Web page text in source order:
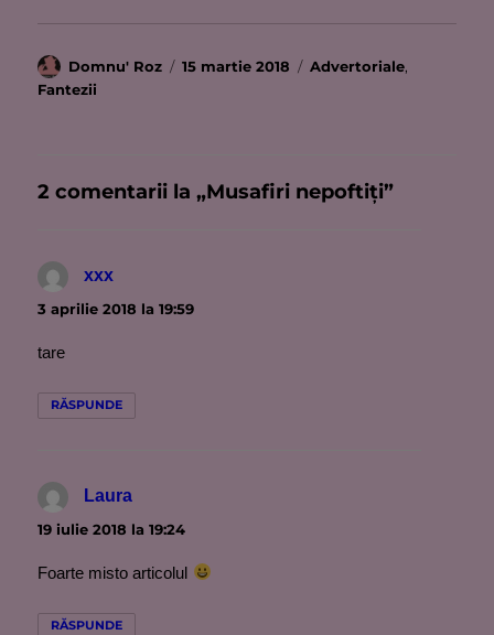
Autor
Domnu' Roz
Publicat
15 martie 2018 Categorii
Advertoriale,
Fantezii
2 comentarii la „Musafiri nepoftiţi”
xxx
3 aprilie 2018 la 19:59
tare
RĂSPUNDE
Laura
19 iulie 2018 la 19:24
Foarte misto articolul
RĂSPUNDE